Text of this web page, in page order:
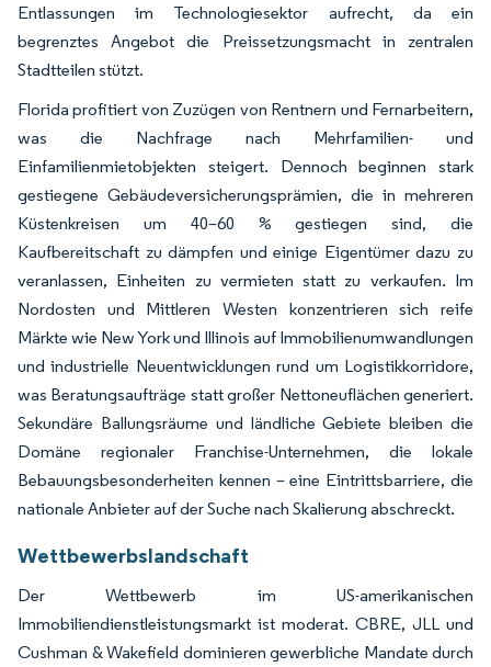
Entlassungen im Technologiesektor aufrecht, da ein
begrenztes Angebot die Preissetzungsmacht in zentralen
Stadtteilen stützt.
Florida profitiert von Zuzügen von Rentnern und Fernarbeitern,
was die Nachfrage nach Mehrfamilien- und
Einfamilienmietobjekten steigert. Dennoch beginnen stark
gestiegene Gebäudeversicherungsprämien, die in mehreren
Küstenkreisen um 40–60 % gestiegen sind, die
Kaufbereitschaft zu dämpfen und einige Eigentümer dazu zu
veranlassen, Einheiten zu vermieten statt zu verkaufen. Im
Nordosten und Mittleren Westen konzentrieren sich reife
Märkte wie New York und Illinois auf Immobilienumwandlungen
und industrielle Neuentwicklungen rund um Logistikkorridore,
was Beratungsaufträge statt großer Nettoneuflächen generiert.
Sekundäre Ballungsräume und ländliche Gebiete bleiben die
Domäne regionaler Franchise-Unternehmen, die lokale
Bebauungsbesonderheiten kennen – eine Eintrittsbarriere, die
nationale Anbieter auf der Suche nach Skalierung abschreckt.
Wettbewerbslandschaft
Der Wettbewerb im US-amerikanischen
Immobiliendienstleistungsmarkt ist moderat. CBRE, JLL und
Cushman & Wakefield dominieren gewerbliche Mandate durch